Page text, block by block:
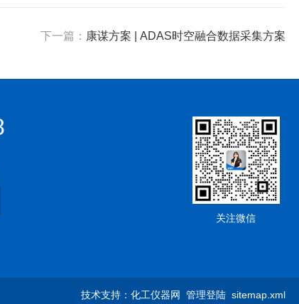
下一篇： 康谋方案 | ADAS时空融合数据采集方案
关注微信
技术支持：化工仪器网 管理登陆 sitemap.xml